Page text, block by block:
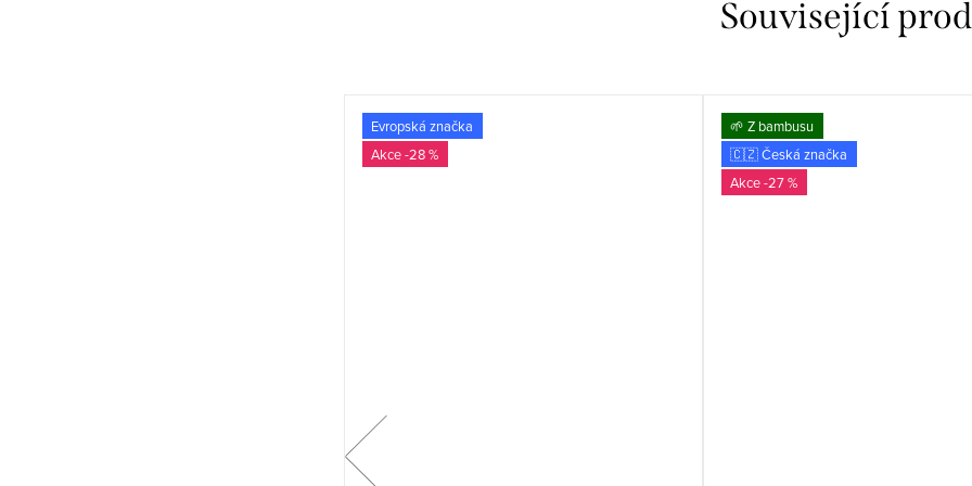
Související
Evropská značka
-28 %
🌱 Z bambusu
🇨🇿 Česká značka
-27 %